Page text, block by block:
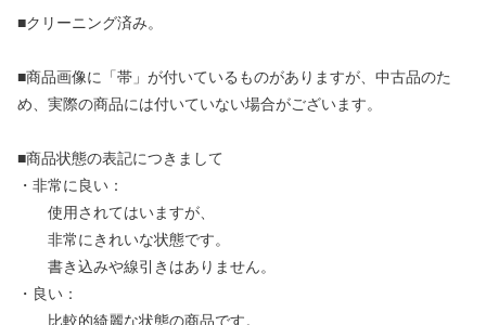
■クリーニング済み。
■商品画像に「帯」が付いているものがありますが、中古品のた
め、実際の商品には付いていない場合がございます。
■商品状態の表記につきまして
・非常に良い：
使用されてはいますが、
非常にきれいな状態です。
書き込みや線引きはありません。
・良い：
比較的綺麗な状態の商品です。